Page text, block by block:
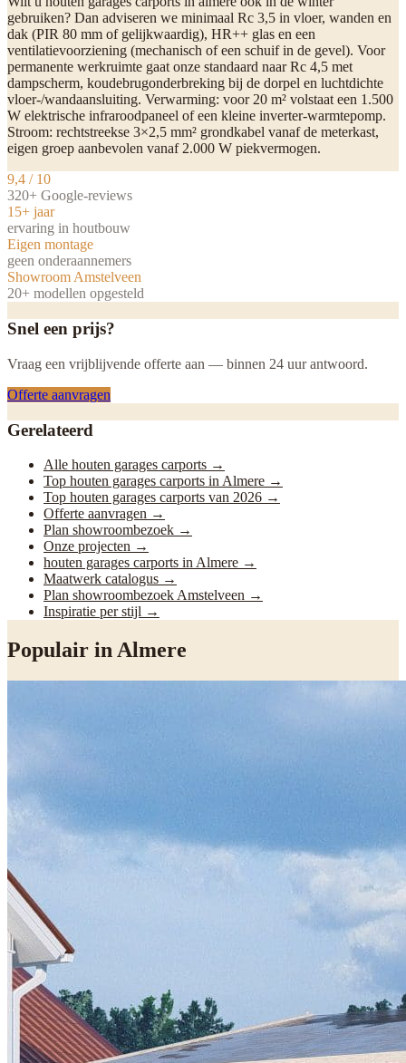
gebruiken? Dan adviseren we minimaal Rc 3,5 in vloer, wanden en
dak (PIR 80 mm of gelijkwaardig), HR++ glas en een
ventilatievoorziening (mechanisch of een schuif in de gevel). Voor
permanente werkruimte gaat onze standaard naar Rc 4,5 met
dampscherm, koudebrugonderbreking bij de dorpel en luchtdichte
vloer-/wandaansluiting. Verwarming: voor 20 m² volstaat een 1.500
W elektrische infraroodpaneel of een kleine inverter-warmtepomp.
Stroom: rechtstreekse 3×2,5 mm² grondkabel vanaf de meterkast,
eigen groep aanbevolen vanaf 2.000 W piekvermogen.
9,4 / 10
320+ Google-reviews
15+ jaar
ervaring in houtbouw
Eigen montage
geen onderaannemers
Showroom Amstelveen
20+ modellen opgesteld
Snel een prijs?
Vraag een vrijblijvende offerte aan — binnen 24 uur antwoord.
Offerte aanvragen
Gerelateerd
Alle houten garages carports →
Top houten garages carports in Almere →
Top houten garages carports van 2026 →
Offerte aanvragen →
Plan showroombezoek →
Onze projecten →
houten garages carports in Almere →
Maatwerk catalogus →
Plan showroombezoek Amstelveen →
Inspiratie per stijl →
Populair in Almere